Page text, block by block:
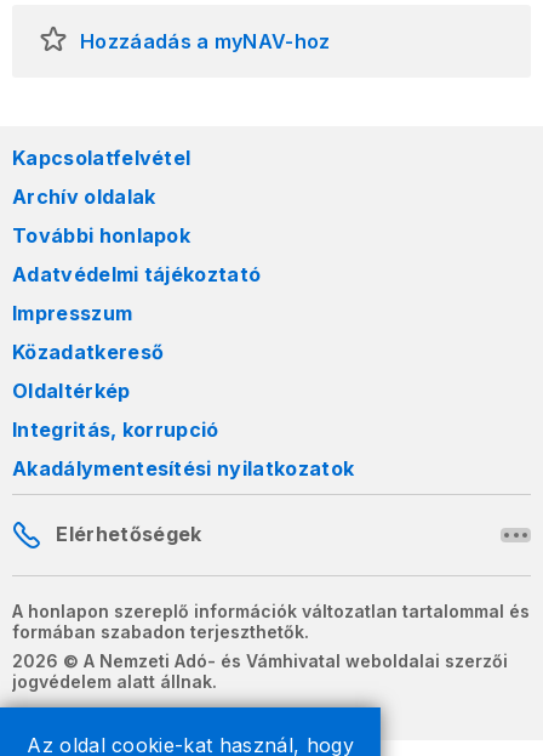
Az oldal cookie-kat használ, hogy
Hozzáadás a myNAV-hoz
Kapcsolatfelvétel
Archív oldalak
További honlapok
Adatvédelmi tájékoztató
Impresszum
Közadatkereső
Oldaltérkép
Integritás, korrupció
Akadálymentesítési nyilatkozatok
Elérhetőségek
A honlapon szereplő információk változatlan tartalommal és
formában szabadon terjeszthetők.
2026 © A Nemzeti Adó- és Vámhivatal weboldalai szerzői
jogvédelem alatt állnak.